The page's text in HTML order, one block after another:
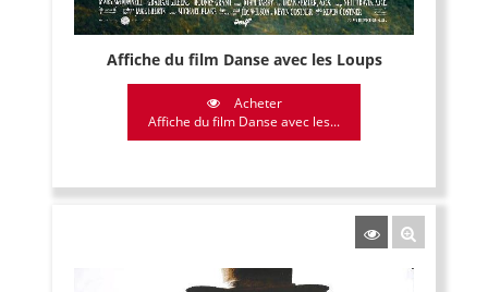
Affiche du film Danse avec les Loups
Acheter
Affiche du film Danse avec les...